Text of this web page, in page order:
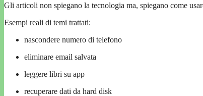
Gli articoli non spiegano la tecnologia ma, spiegano come
Esempi reali di temi trattati:
nascondere numero di telefono
eliminare email salvata
leggere libri su app
recuperare dati da hard disk